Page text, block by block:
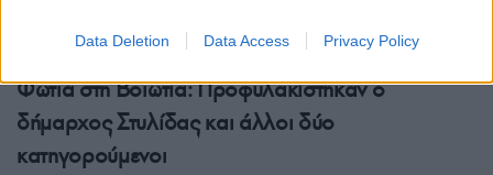
Data Deletion Data Access Privacy Policy
ΕΛΛΑΔΑ
Φωτιά στη Βοιωτία: Προφυλακίστηκαν ο
δήμαρχος Στυλίδας και άλλοι δύο
κατηγορούμενοι